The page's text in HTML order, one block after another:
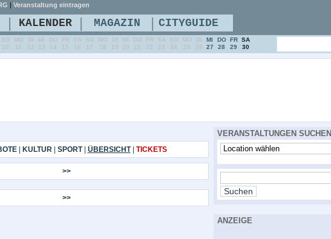
| KULTUR| SPORT| ÜBERSICHT| TICKETS
>>
>>
VERANSTALTUNGEN SUCHEN
ANZEIGE
| Veranstaltung eintragen
| KALENDER | MAGAZIN | CITYGUIDE
SO
10
MO
11
DI
12
MI
13
DO
14
FR
15
SA
16
SO
17
MO
18
DI
19
MI
20
DO
21
FR
22
SA
23
SO
24
MO
25
DI
26
MI
27
DO
28
FR
29
SA
30